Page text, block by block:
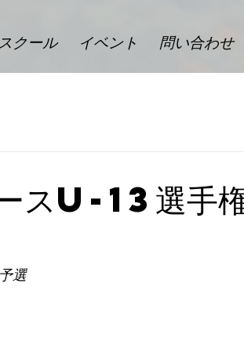
スクール イベント 問い合わせ
ースU-13選手
選